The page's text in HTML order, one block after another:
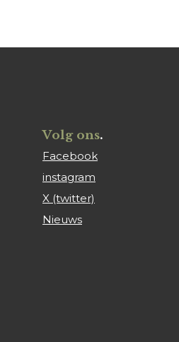
Volg ons.
Facebook
instagram
X (twitter)
Nieuws